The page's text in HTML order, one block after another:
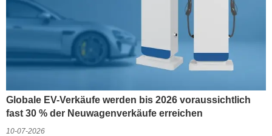
Globale EV-Verkäufe werden bis 2026 voraussichtlich
fast 30 % der Neuwagenverkäufe erreichen
10-07-2026